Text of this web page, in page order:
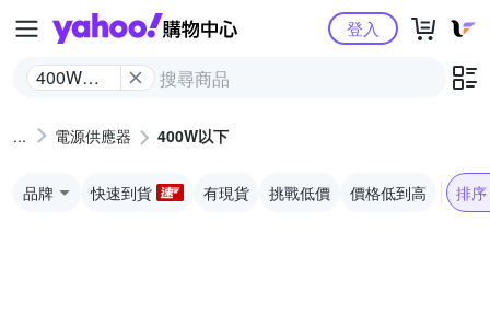
Yahoo購物中心
400W以
登入
電源供應器 400W以下
品牌 快速到貨 有現貨 挑戰低價 價格低到高 排序